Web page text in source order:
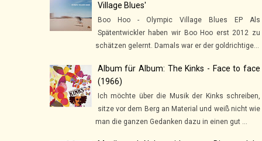
Village Blues'
Boo Hoo - Olympic Village Blues EP Als
Spätentwickler haben wir Boo Hoo erst 2012 zu
schätzen gelernt. Damals war er der goldrichtige...
Album für Album: The Kinks - Face to face
(1966)
Ich möchte über die Musik der Kinks schreiben,
sitze vor dem Berg an Material und weiß nicht wie
man die ganzen Gedanken dazu in einen gut ...